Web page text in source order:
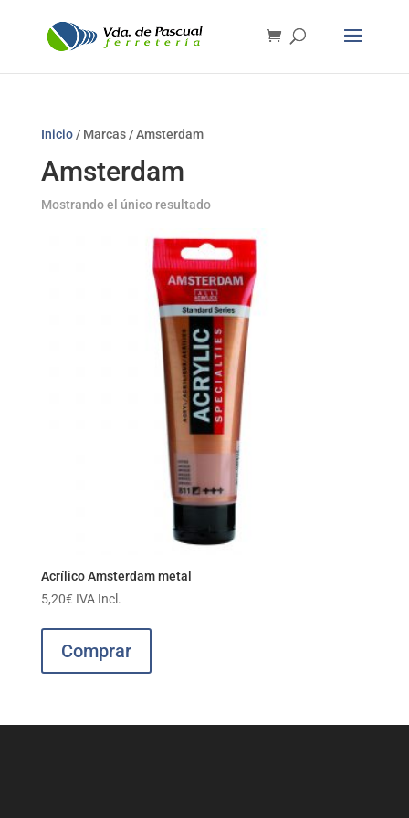
Inicio/ Marcas / Amsterdam
Amsterdam
Mostrando el único resultado
Acrílico Amsterdam metal
5,20€ IVA Incl.
Comprar